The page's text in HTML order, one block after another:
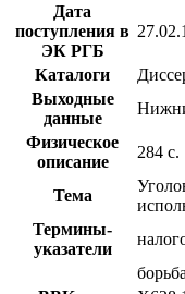
Дата
поступления в
ЭК РГБ
Каталоги
Выходные
данные
Физическое
описание
284 с.
Тема
Термины-
указатели